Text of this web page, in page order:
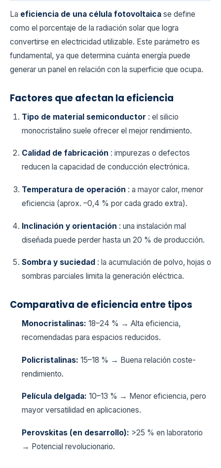
La eficiencia de una célula fotovoltaica se define
como el porcentaje de la radiación solar que logra
convertirse en electricidad utilizable. Este parámetro es
fundamental, ya que determina cuánta energía puede
generar un panel en relación con la superficie que ocupa.
Factores que afectan la eficiencia
Tipo de material semiconductor : el silicio
monocristalino suele ofrecer el mejor rendimiento.
Calidad de fabricación : impurezas o defectos
reducen la capacidad de conducción electrónica.
Temperatura de operación : a mayor calor, menor
eficiencia (aprox. –0,4 % por cada grado extra).
Inclinación y orientación : una instalación mal
diseñada puede perder hasta un 20 % de producción.
Sombra y suciedad : la acumulación de polvo, hojas o
sombras parciales limita la generación eléctrica.
Comparativa de eficiencia entre tipos
Monocristalinas: 18–24 % → Alta eficiencia,
recomendadas para espacios reducidos.
Policristalinas: 15–18 % → Buena relación coste-
rendimiento.
Película delgada: 10–13 % → Menor eficiencia, pero
mayor versatilidad en aplicaciones.
Perovskitas (en desarrollo): >25 % en laboratorio
→ Potencial revolucionario.